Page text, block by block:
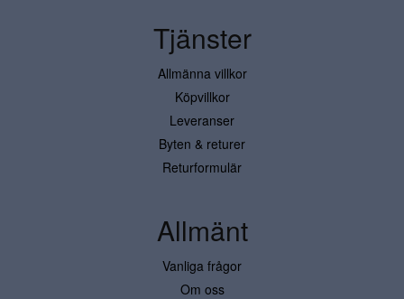
Tjänster
Allmänna villkor
Köpvillkor
Leveranser
Byten & returer
Returformulär
Allmänt
Vanliga frågor
Om oss